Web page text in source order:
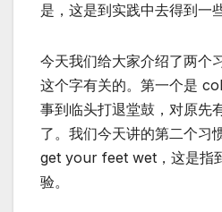
是，这是到实践中去得到一
今天我们给大家介绍了两个
这个字有关的。第一个是
事到临头打退堂鼓，对原先
了。我们今天讲的第二个习
get your feet wet，这是指
验。